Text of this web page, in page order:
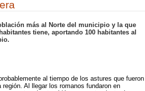
más al Norte del municipio y la que
tiene, aportando 100 habitantes al
al tiempo de los astures que fueron
Al llegar los romanos fundaron en